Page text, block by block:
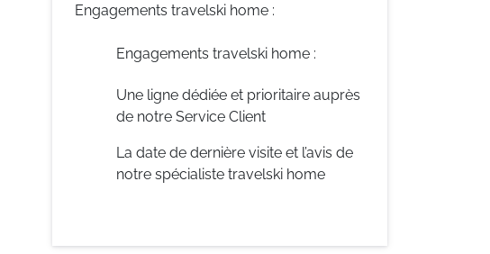
Engagements travelski home :
Engagements travelski home :
Une ligne dédiée et prioritaire auprès
de notre Service Client
La date de dernière visite et l’avis de
notre spécialiste travelski home